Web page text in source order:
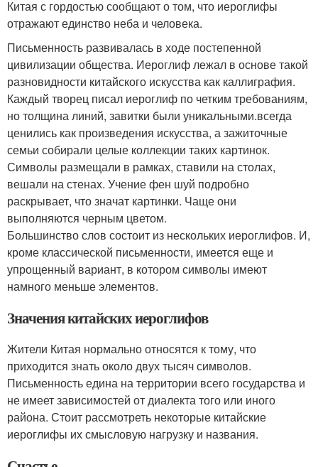
Китая с гордостью сообщают о том, что иероглифы
отражают единство неба и человека.
Письменность развивалась в ходе постепенной
цивилизации общества. Иероглиф лежал в основе такой
разновидности китайского искусства как каллиграфия.
Каждый творец писал иероглиф по четким требованиям,
но толщина линий, завитки были уникальными.всегда
ценились как произведения искусства, а зажиточные
семьи собирали целые коллекции таких картинок.
Символы размещали в рамках, ставили на столах,
вешали на стенах. Учение фен шуй подробно
раскрывает, что значат картинки. Чаще они
выполняются черным цветом.
Большинство слов состоит из нескольких иероглифов. И,
кроме классической письменности, имеется еще и
упрощенный вариант, в котором символы имеют
намного меньше элементов.
Значения китайских иероглифов
Жители Китая нормально относятся к тому, что
приходится знать около двух тысяч символов.
Письменность едина на территории всего государства и
не имеет зависимостей от диалекта того или иного
района. Стоит рассмотреть некоторые китайские
иероглифы их смысловую нагрузку и названия.